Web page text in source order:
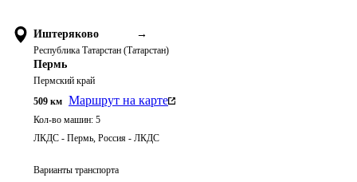
Иштеряково →
Республика Татарстан (Татарстан)
Пермь
Пермский край
509 км Маршрут на карте
Кол-во машин: 5
ЛКДС - Пермь, Россия - ЛКДС
Варианты транспорта